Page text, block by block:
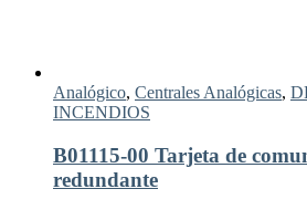
Analógico, Centrales Analógicas,
INCENDIOS
B01115-00 Tarjeta de
redundante